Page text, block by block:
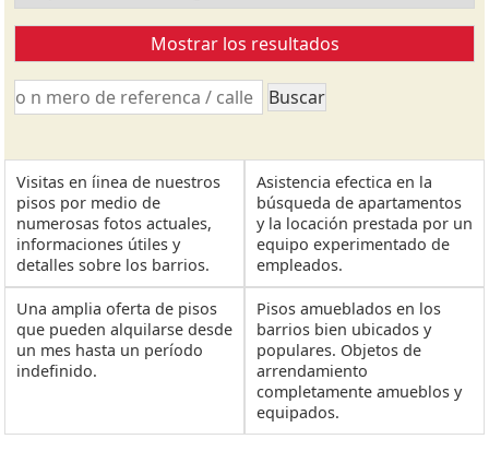
Visitas en íinea de nuestros
pisos por medio de
numerosas fotos actuales,
informaciones útiles y
detalles sobre los barrios.
Asistencia efectica en la
búsqueda de apartamentos
y la locación prestada por un
equipo experimentado de
empleados.
Una amplia oferta de pisos
que pueden alquilarse desde
un mes hasta un período
indefinido.
Pisos amueblados en los
barrios bien ubicados y
populares. Objetos de
arrendamiento
completamente amueblos y
equipados.